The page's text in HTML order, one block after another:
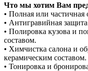
Что мы хотим Вам
• Полная или частичная
• Антигравийная защита
• Полировка кузова и
составом.
• Химчистка салона и
керамическим составом.
• Тонировка и